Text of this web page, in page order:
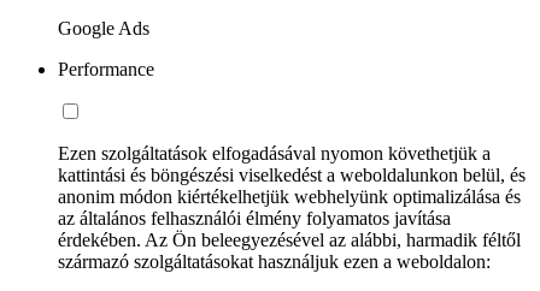
Google Ads
Performance
Ezen szolgáltatások elfogadásával nyomon követhetjük a
kattintási és böngészési viselkedést a weboldalunkon belül, és
anonim módon kiértékelhetjük webhelyünk optimalizálása és
az általános felhasználói élmény folyamatos javítása
érdekében. Az Ön beleegyezésével az alábbi, harmadik féltől
származó szolgáltatásokat használjuk ezen a weboldalon: